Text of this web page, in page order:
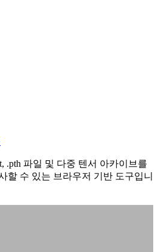
.pth 파일 및 다중 텐서 아카이브를
할 수 있는 브라우저 기반 도구입니